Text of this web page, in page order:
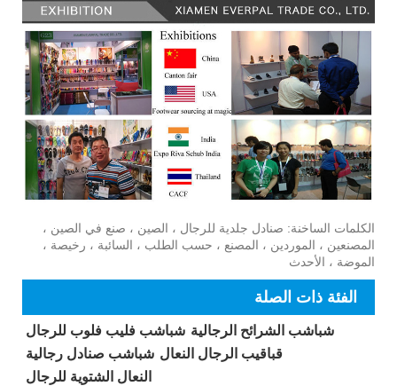
الكلمات الساخنة: صنادل جلدية للرجال ، الصين ، صنع في الصين ،
المصنعين ، الموردين ، المصنع ، حسب الطلب ، السائبة ، رخيصة ،
الموضة ، الأحدث
الفئة ذات الصلة
شباشب فليب فلوب للرجال شباشب الشرائح الرجالية
شباشب صنادل رجالية قباقيب الرجال النعال
النعال الشتوية للرجال